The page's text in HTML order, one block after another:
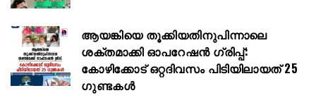
ആയങ്കിയെ തൂക്കിയതിനുപിന്നാലെ
ശക്തമാക്കി ഓപറേഷൻ ഗ്രിപ്പ്:
കോഴിക്കോട് ഒറ്റദിവസം പിടിയിലായത് 25
ഗുണ്ടകൾ